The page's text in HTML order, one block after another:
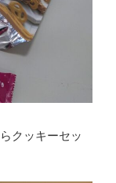
ッキーセッ